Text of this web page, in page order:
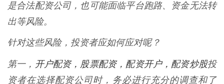
是合法配资公司，也可能面临平台跑路、资金无法转
出等风险。
针对这些风险，投资者应如何应对呢？
第一， 开户配资，股票配资，配资开户，配资炒股投
资者在选择配资公司时，务必进行充分的调查和了